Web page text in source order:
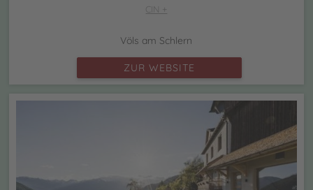
CIN +
Völs am Schlern
ZUR WEBSITE